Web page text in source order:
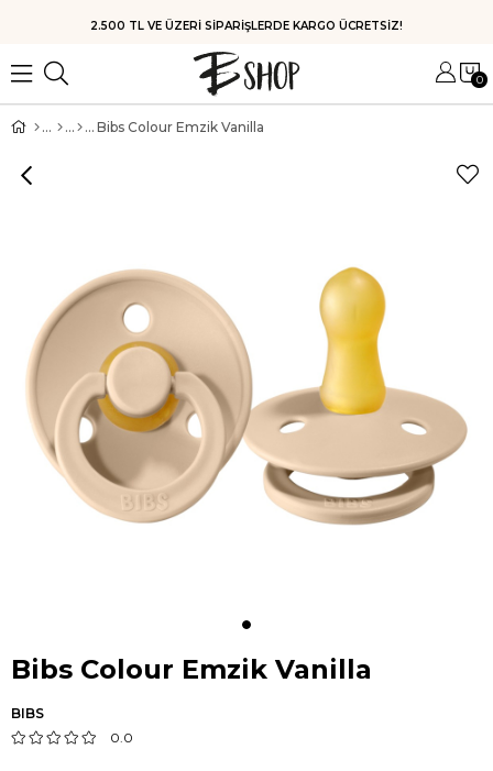
HIZLI KARGO
0
Bibs Colour Emzik Vanilla
Bibs Colour Emzik Vanilla
BIBS
0.0